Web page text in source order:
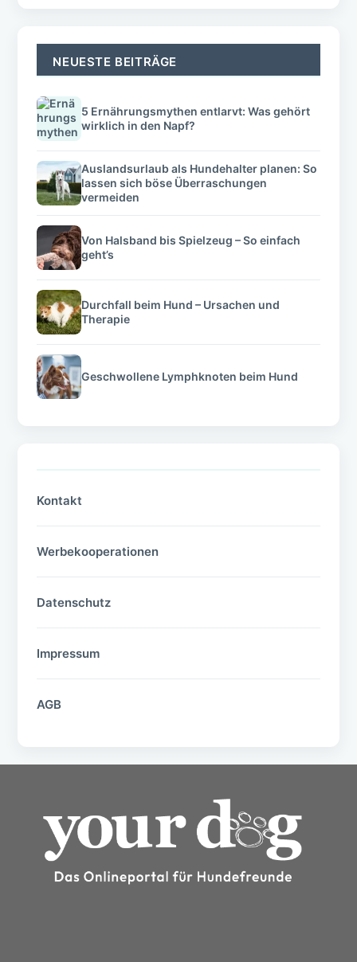
NEUESTE BEITRÄGE
5 Ernährungsmythen entlarvt: Was gehört
wirklich in den Napf?
Auslandsurlaub als Hundehalter planen: So
lassen sich böse Überraschungen
vermeiden
Von Halsband bis Spielzeug – So einfach
geht’s
Durchfall beim Hund – Ursachen und
Therapie
Geschwollene Lymphknoten beim Hund
Kontakt
Werbekooperationen
Datenschutz
Impressum
AGB